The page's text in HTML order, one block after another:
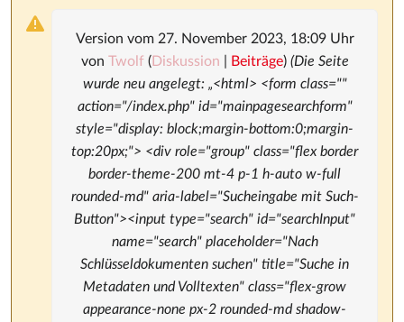
Version vom 27. November 2023, 18:09 Uhr
von Twolf (Diskussion Beiträge) (Die Seite
wurde neu angelegt: „<html> <form class=""
action="/index.php" id="mainpagesearchform"
style="display: block;margin-bottom:0;margin-
top:20px;"> <div role="group" class="flex border
border-theme-200 mt-4 p-1 h-auto w-full
rounded-md" aria-label="Sucheingabe mit Such-
Button"><input type="search" id="searchInput"
name="search" placeholder="Nach
Schlüsseldokumenten suchen" title="Suche in
Metadaten und Volltexten" class="flex-grow
appearance-none px-2 rounded-md shadow-